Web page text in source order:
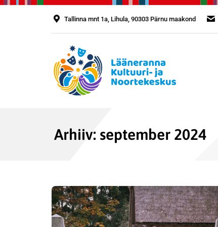
Tallinna mnt 1a, Lihula, 90303 Pärnu maakond
Arhiiv: september 2024